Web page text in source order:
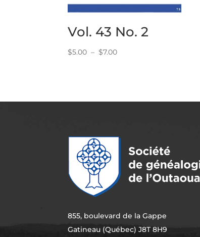
Vol. 43 No. 2
$5.00 – $7.00Plage
855, boulevard de la Gappe
Gatineau (Québec) J8T 8H9